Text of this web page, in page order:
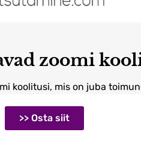
zoomi
koolitusi, mis on juba
>> Osta siit